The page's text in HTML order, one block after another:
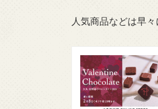
人気商品などは早